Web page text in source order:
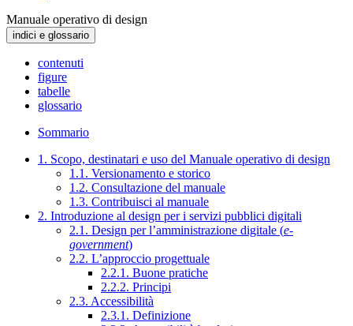
Manuale operativo di design
indici e glossario
contenuti
figure
tabelle
glossario
Sommario
1. Scopo, destinatari e uso del Manuale operativo di design
1.1. Versionamento e storico
1.2. Consultazione del manuale
1.3. Contribuisci al manuale
2. Introduzione al design per i servizi pubblici digitali
2.1. Design per l’amministrazione digitale (e-
government)
2.2. L’approccio progettuale
2.2.1. Buone pratiche
2.2.2. Principi
2.3. Accessibilità
2.3.1. Definizione